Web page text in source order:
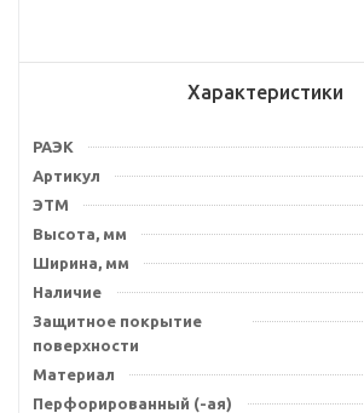
Характеристики
РАЭК
Артикул
ЭТМ
Высота, мм
Ширина, мм
Наличие
Защитное покрытие
поверхности
Материал
Перфорированный (-ая)